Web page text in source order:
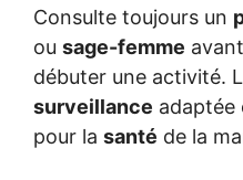
Consulte toujours un
ou sage-femme
débuter une activité.
surveillance adaptée
pour la santé de la